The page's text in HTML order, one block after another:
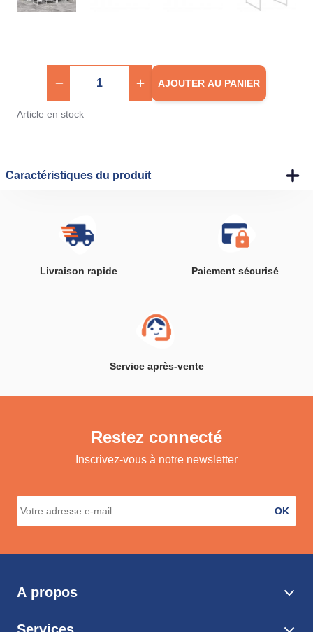
AJOUTER AU PANIER
Article en stock
Caractéristiques du produit
Livraison rapide Paiement sécurisé
Service après-vente
Restez connecté
Inscrivez-vous à notre newsletter
OK
A propos